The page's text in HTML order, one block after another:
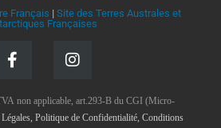
Français | Site des Terres Australes et
Françaises
non applicable, art.293-B du CGI (Micro-
Politique de Confidentialité, Conditions